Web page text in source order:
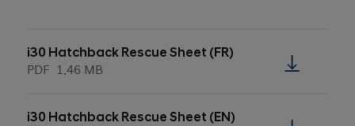
i30 Hatchback Rescue Sheet (FR)
PDF 1.46 MB
i30 Hatchback Rescue Sheet (EN)